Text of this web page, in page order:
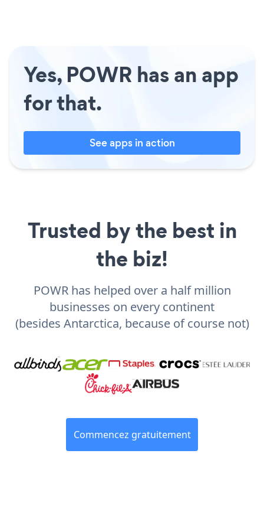
Yes, POWR has an app
for that.
See apps in action
Trusted by the best in
the biz!
POWR has helped over a half million
businesses on every continent
(besides Antarctica, because of course not)
Commencez gratuitement